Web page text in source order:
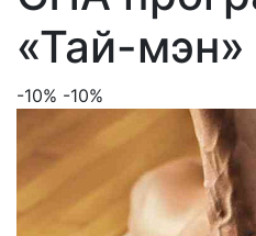
«Тай-мэн»
-10% -10%